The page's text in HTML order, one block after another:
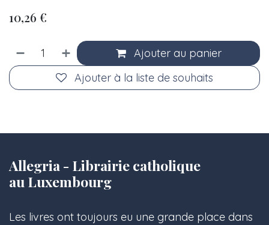
10,26 €
Ajouter au panier
Ajouter à la liste de souhaits
Allegria - Librairie catholique
au Luxembourg
Les livres ont toujours eu une grande place dans